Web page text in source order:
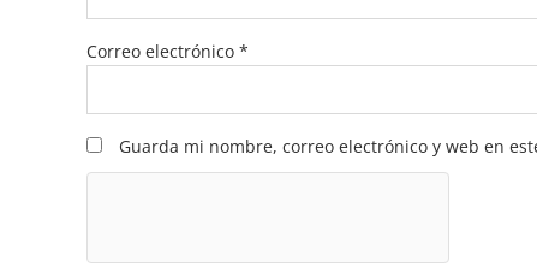
Correo electrónico *
Guarda mi nombre, correo electrónico y web en